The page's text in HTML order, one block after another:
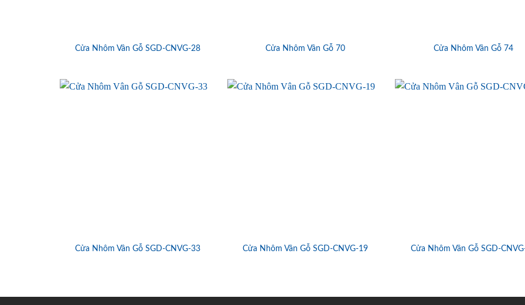
Cửa Nhôm Vân Gỗ SGD-CNVG-28 Cửa Nhôm Vân Gỗ 70 Cửa Nhôm Vân Gỗ 74
Cửa Nhôm Vân Gỗ SGD-CNVG-33 Cửa Nhôm Vân Gỗ SGD-CNVG-19 Cửa Nhôm Vân Gỗ SGD-